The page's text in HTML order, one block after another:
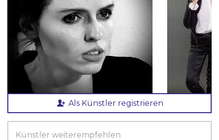
Als Künstler registrieren
Künstler weiterempfehlen